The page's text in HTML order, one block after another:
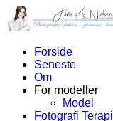
Forside
Seneste
Om
For modeller
Model
Fotografi Terapi